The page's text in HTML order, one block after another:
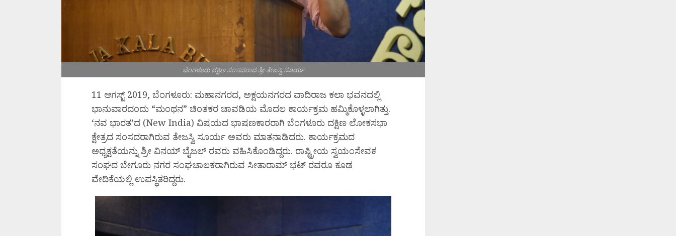
ಬೆಂಗಳೂರು ದಕ್ಷಿಣ ಸಂಸದರಾದ ಶ್ರೀ ತೇಜಸ್ವಿ ಸೂರ್ಯ
11 ಆಗಸ್ಟ್ 2019, ಬೆಂಗಳೂರು: ಮಹಾನಗರದ, ಅಕ್ಷಯನಗರದ ವಾದಿರಾಜ ಕಲಾ ಭವನದಲ್ಲಿ
ಭಾನುವಾರದಂದು “ಮಂಥನ” ಚಿಂತಕರ ಚಾವಡಿಯ ಮೊದಲ ಕಾರ್ಯಕ್ರಮ ಹಮ್ಮಿಕೊಳ್ಳಲಾಗಿತ್ತು.
‘ನವ ಭಾರತ’ದ (New India) ವಿಷಯದ ಭಾಷಣಕಾರರಾಗಿ ಬೆಂಗಳೂರು ದಕ್ಷಿಣ ಲೋಕಸಭಾ
ಕ್ಷೇತ್ರದ ಸಂಸದರಾಗಿರುವ ತೇಜಸ್ವಿ ಸೂರ್ಯ ಅವರು ಮಾತನಾಡಿದರು. ಕಾರ್ಯಕ್ರಮದ
ಅಧ್ಯಕ್ಷತೆಯನ್ನು ಶ್ರೀ ವಿನಯ್ ಬೈಜಲ್ ರವರು ವಹಿಸಿಕೊಂಡಿದ್ದರು. ರಾಷ್ಟ್ರೀಯ ಸ್ವಯಂಸೇವಕ
ಸಂಘದ ಬೇಗೂರು ನಗರ ಸಂಘಚಾಲಕರಾಗಿರುವ ಸೀತಾರಾಮ್ ಭಟ್ ರವರೂ ಕೂಡ
ವೇದಿಕೆಯಲ್ಲಿ ಉಪಸ್ಥಿತರಿದ್ದರು.